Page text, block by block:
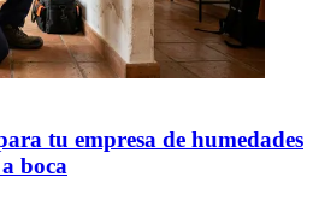
tu empresa de humedades
boca